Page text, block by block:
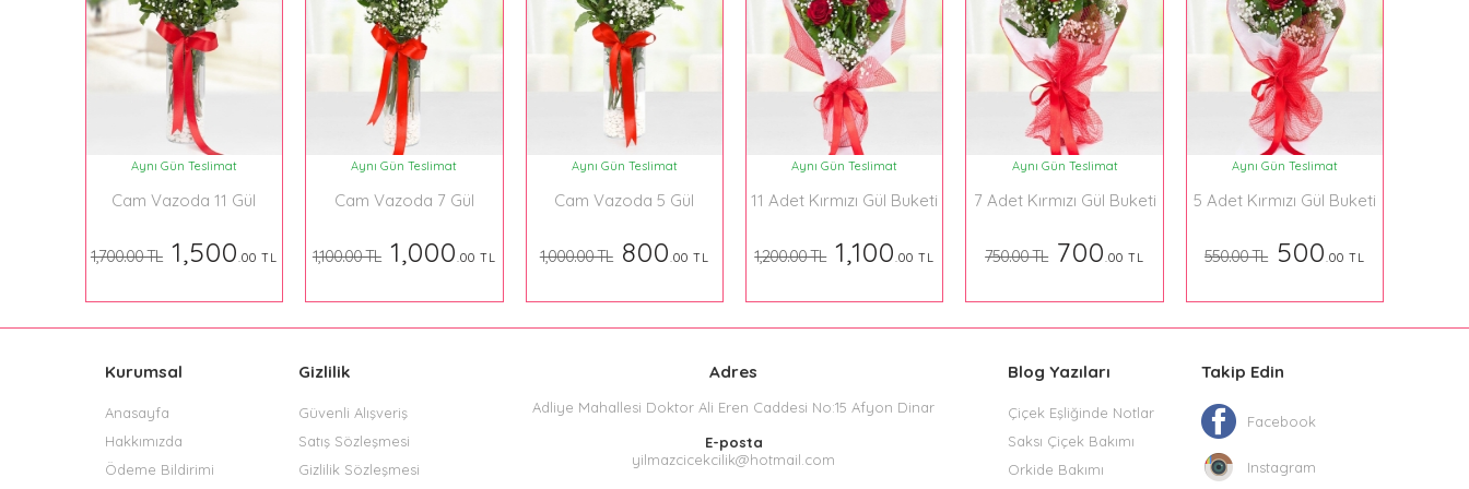
Aynı Gün Teslimat
Cam Vazoda 11 Gül
1,700.00 TL1,500.00 TL
Aynı Gün Teslimat
Cam Vazoda 7 Gül
1,100.00 TL1,000.00 TL
Aynı Gün Teslimat
Cam Vazoda 5 Gül
1,000.00 TL800.00 TL
Aynı Gün Teslimat
11 Adet Kırmızı Gül Buketi
1,200.00 TL1,100.00 TL
Aynı Gün Teslimat
7 Adet Kırmızı Gül Buketi
750.00 TL700.00 TL
Aynı Gün Teslimat
5 Adet Kırmızı Gül Buketi
550.00 TL 500.00 TL
Kurumsal
Anasayfa
Hakkımızda
Ödeme Bildirimi
Gizlilik
Güvenli Alışveriş
Satış Sözleşmesi
Gizlilik Sözleşmesi
Adres
Adliye Mahallesi Doktor Ali Eren Caddesi No:15 Afyon Dinar
E-posta
yilmazcicekcilik@hotmail.com
Blog Yazıları
Çiçek Eşliğinde Notlar
Saksı Çiçek Bakımı
Orkide Bakımı
Takip Edin
Facebook
Instagram